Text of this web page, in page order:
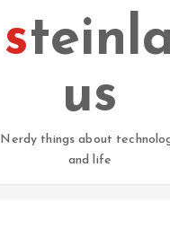
steinla
us
Nerdy things about
and life